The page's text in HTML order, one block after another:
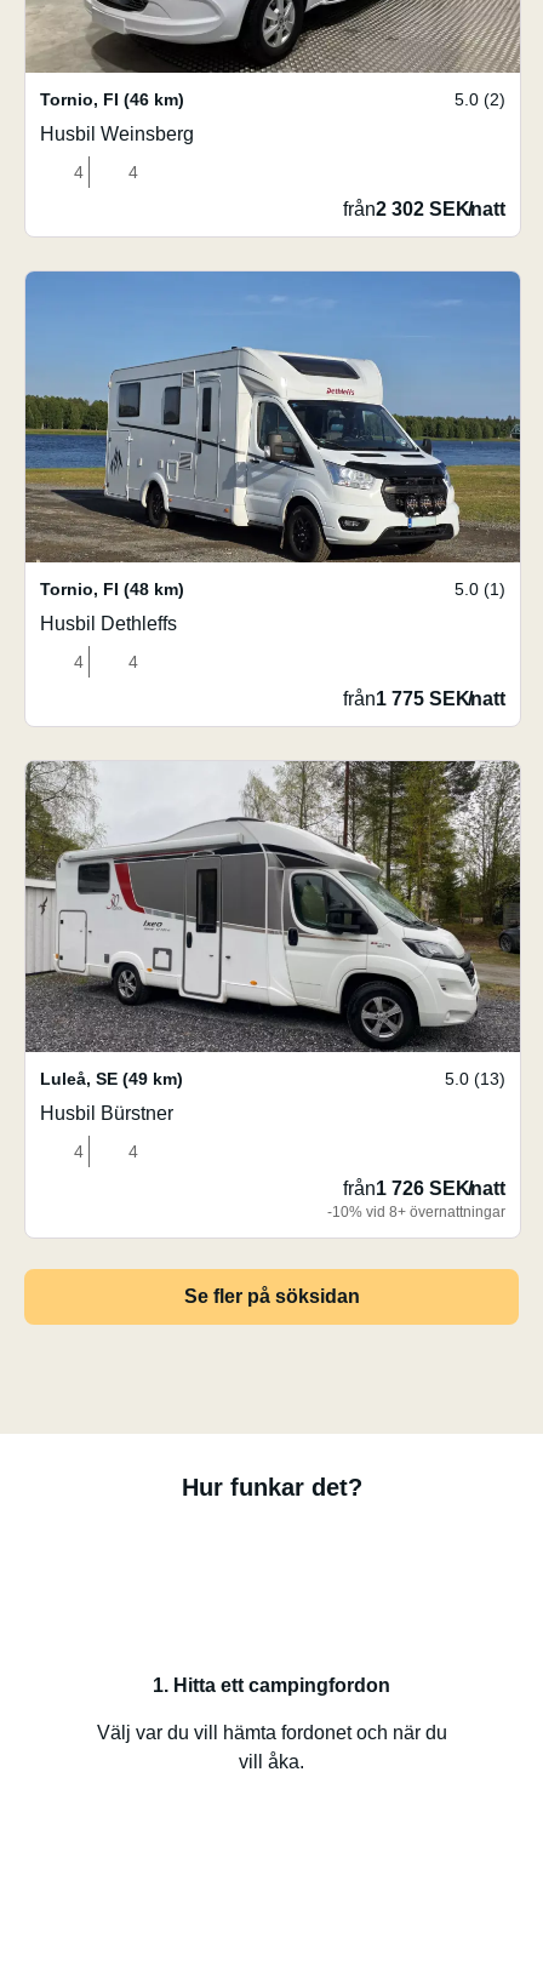
Tornio, FI (46 km) 5.0 (2)
Husbil Weinsberg
4 4
från2 302 SEK/natt
Tornio, FI (48 km) 5.0 (1)
Husbil Dethleffs
4 4
från1 775 SEK/natt
Luleå, SE (49 km) 5.0 (13)
Husbil Bürstner
4 4
från1 726 SEK/natt
-10% vid 8+ övernattningar
Se fler på söksidan
Hur funkar det?
1. Hitta ett campingfordon
Välj var du vill hämta fordonet och när du
vill åka.